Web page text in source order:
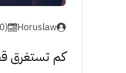
Horuslaw
كم تستغرق